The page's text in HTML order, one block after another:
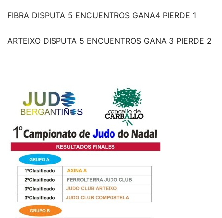
FIBRA DISPUTA 5 ENCUENTROS GANA4 PIERDE 1
ARTEIXO DISPUTA 5 ENCUENTROS GANA 3 PIERDE 2